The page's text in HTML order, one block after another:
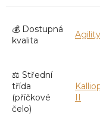
💰 Dostupná
kvalita
Agility
⚖️ Střední
třída
(příčkové
čelo)
II